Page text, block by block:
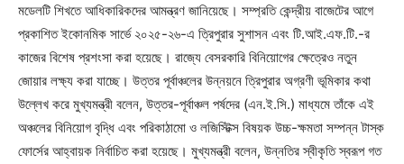
মডেলটি শিখতে আধিকারিকদের আমন্ত্রণ জানিয়েছে। সম্প্রতি কেন্দ্রীয় বাজেটের আগে
প্রকাশিত ইকোনমিক সার্ভে ২০২৫-২৬-এ ত্রিপুরার সুশাসন এবং টি.আই.এফ.টি.-র
কাজের বিশেষ প্রশংসা করা হয়েছে। রাজ্যে বেসরকারি বিনিয়োগের ক্ষেত্রেও নতুন
জোয়ার লক্ষ্য করা যাচ্ছে। উত্তর পূর্বাঞ্চলের উন্নয়নে ত্রিপুরার অগ্রণী ভূমিকার কথা
উল্লেখ করে মুখ্যমন্ত্রী বলেন, উত্তর-পূর্বাঞ্চল পর্ষদের (এন.ই.সি.) মাধ্যমে তাঁকে এই
অঞ্চলের বিনিয়োগ বৃদ্ধি এবং পরিকাঠামো ও লজিস্টিক্স বিষয়ক উচ্চ-ক্ষমতা সম্পন্ন টাস্ক
ফোর্সের আহ্বায়ক নির্বাচিত করা হয়েছে। মুখ্যমন্ত্রী বলেন, উন্নতির স্বীকৃতি স্বরূপ গত